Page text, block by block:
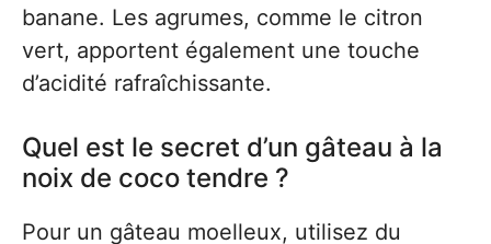
banane. Les agrumes, comme le citron
vert, apportent également une touche
d’acidité rafraîchissante.
Quel est le secret d’un gâteau à la
noix de coco tendre ?
Pour un gâteau moelleux, utilisez du